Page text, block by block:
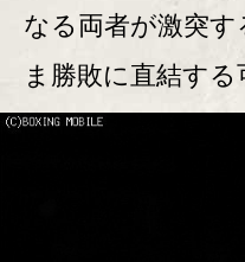
なる両者が激突
ま勝敗に直結する